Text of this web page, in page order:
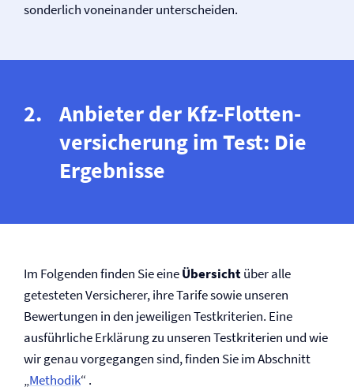
sonderlich voneinander unterscheiden.
Anbieter der Kfz-Flotten­
versicherung im Test: Die
Ergebnisse
Im Folgenden finden Sie eineÜbersichtüber alle
getesteten Versicherer, ihre Tarife sowie unseren
Bewertungen in den jeweiligen Testkriterien. Eine
ausführliche Erklärung zu unseren Testkriterien und wie
wir genau vorgegangen sind, finden Sie im Abschnitt
„Methodik“ .